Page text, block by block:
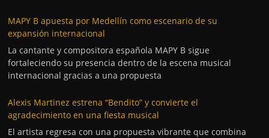
MAPY B apuesta por Medellín como escenario de su
expansión internacional
La cantante y compositora española MAPY B sigue
fortaleciendo su presencia dentro de la escena musical
internacional gracias a una propuesta
Alexis Martinez estrena “Bendito” y convierte el
agradecimiento en una fiesta musical
El artista regresa con una propuesta vibrante que combina